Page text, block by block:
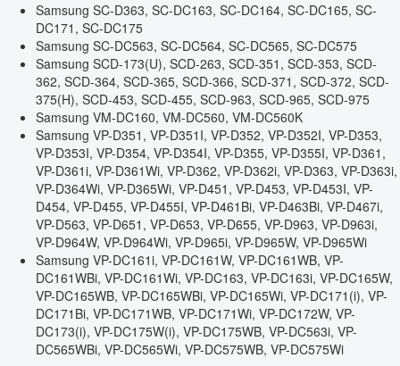
Samsung SC-D363, SC-DC163, SC-DC164, SC-DC165, SC-
DC171, SC-DC175
Samsung SC-DC563, SC-DC564, SC-DC565, SC-DC575
Samsung SCD-173(U), SCD-263, SCD-351, SCD-353, SCD-
362, SCD-364, SCD-365, SCD-366, SCD-371, SCD-372, SCD-
375(H), SCD-453, SCD-455, SCD-963, SCD-965, SCD-975
Samsung VM-DC160, VM-DC560, VM-DC560K
Samsung VP-D351, VP-D351I, VP-D352, VP-D352I, VP-D353,
VP-D353I, VP-D354, VP-D354I, VP-D355, VP-D355I, VP-D361,
VP-D361i, VP-D361Wi, VP-D362, VP-D362i, VP-D363, VP-D363i,
VP-D364Wi, VP-D365Wi, VP-D451, VP-D453, VP-D453I, VP-
D454, VP-D455, VP-D455I, VP-D461Bi, VP-D463Bi, VP-D467i,
VP-D563, VP-D651, VP-D653, VP-D655, VP-D963, VP-D963i,
VP-D964W, VP-D964Wi, VP-D965i, VP-D965W, VP-D965Wi
Samsung VP-DC161i, VP-DC161W, VP-DC161WB, VP-
DC161WBi, VP-DC161Wi, VP-DC163, VP-DC163i, VP-DC165W,
VP-DC165WB, VP-DC165WBi, VP-DC165Wi, VP-DC171(i), VP-
DC171Bi, VP-DC171WB, VP-DC171Wi, VP-DC172W, VP-
DC173(i), VP-DC175W(i), VP-DC175WB, VP-DC563i, VP-
DC565WBi, VP-DC565Wi, VP-DC575WB, VP-DC575Wi